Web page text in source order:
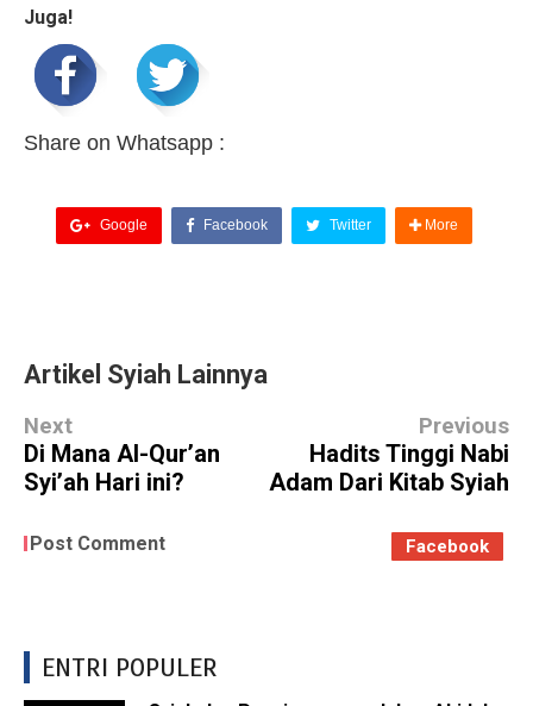
Juga!
Share on Whatsapp :
Google Facebook Twitter More
Artikel Syiah Lainnya
Next
Di Mana Al-Qur’an
Syi’ah Hari ini?
Previous
Hadits Tinggi Nabi
Adam Dari Kitab Syiah
Post Comment Facebook
ENTRI POPULER